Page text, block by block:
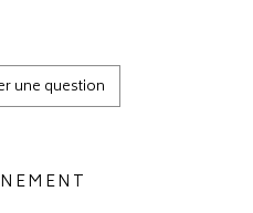
une question